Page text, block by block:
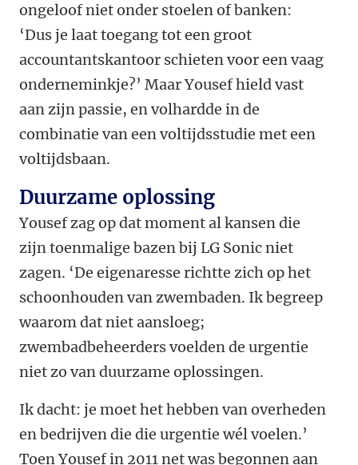
ongeloof niet onder stoelen of banken:
‘Dus je laat toegang tot een groot
accountantskantoor schieten voor een vaag
onderneminkje?’ Maar Yousef hield vast
aan zijn passie, en volhardde in de
combinatie van een voltijdsstudie met een
voltijdsbaan.
Duurzame oplossing
Yousef zag op dat moment al kansen die
zijn toenmalige bazen bij LG Sonic niet
zagen. ‘De eigenaresse richtte zich op het
schoonhouden van zwembaden. Ik begreep
waarom dat niet aansloeg;
zwembadbeheerders voelden de urgentie
niet zo van duurzame oplossingen.
Ik dacht: je moet het hebben van overheden
en bedrijven die die urgentie wél voelen.’
Toen Yousef in 2011 net was begonnen aan